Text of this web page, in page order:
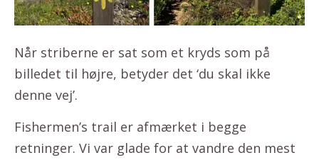
Når striberne er sat som et kryds som på
billedet til højre, betyder det ‘du skal ikke
denne vej’.
Fishermen’s trail er afmærket i begge
retninger. Vi var glade for at vandre den mest